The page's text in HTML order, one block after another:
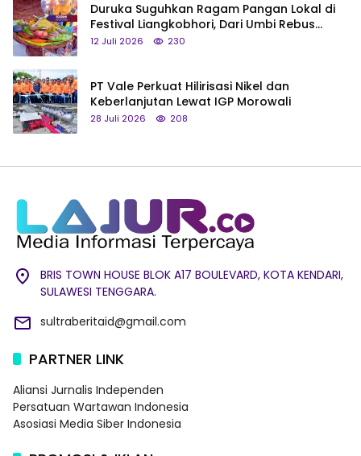
Duruka Suguhkan Ragam Pangan Lokal di
Festival Liangkobhori, Dari Umbi Rebus
hingga Tumpeng Beras Muna
12 Juli 2026 230
PT Vale Perkuat Hilirisasi Nikel dan
Keberlanjutan Lewat IGP Morowali
28 Juli 2026 208
BRIS TOWN HOUSE BLOK A17 BOULEVARD, KOTA KENDARI,
SULAWESI TENGGARA.
sultraberitaid@gmail.com
PARTNER LINK
Aliansi Jurnalis Independen
Persatuan Wartawan Indonesia
Asosiasi Media Siber Indonesia